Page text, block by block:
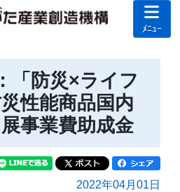
ﾒﾆｭｰ
「防災×ライフ
性能商品国内
事業費助成金
2022年04月01日